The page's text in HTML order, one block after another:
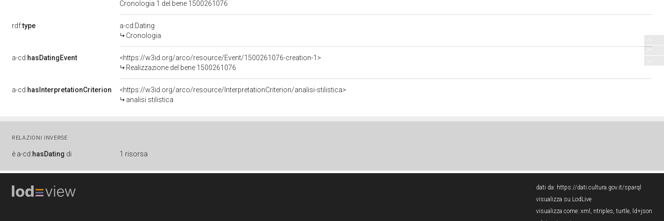
Cronologia 1 del bene 1500261076
rdf:type
a-cd:Dating
Cronologia
a-cd:hasDatingEvent
<https://w3id.org/arco/resource/Event/1500261076-creation-1>
Realizzazione del bene 1500261076
a-cd:hasInterpretationCriterion
<https://w3id.org/arco/resource/InterpretationCriterion/analisi-stilistica>
analisi stilistica
RELAZIONI INVERSE
è a-cd:hasDating di 1 risorsa
dati da: https://dati.cultura.gov.it/sparql
visualizza su LodLive
visualizza come: xml , ntriples, turtle, ld+json